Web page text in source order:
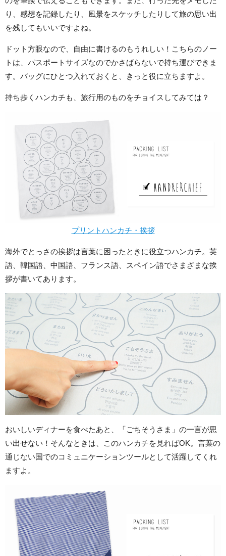
り、感想を記録したり、風景をスケッチしたりして旅の思い出
を残してもいいですよね。
ドット方眼なので、自由に書けるのもうれしい！こちらのノー
トは、パスポートサイズなのでかさばらないで持ち運びできま
す。バッグにひとつ入れておくと、きっと役に立ちますよ。
持ち歩くハンカチも、旅行用のものをチョイスしてみては？
プリントハンカチ・挨拶
海外でとっさの挨拶は言葉に困ったときに役立つハンカチ。英
語、韓国語、中国語、フランス語、スペイン語でさまざまな挨
拶が書いてあります。
おいしいディナーを食べたあと、「ごちそうさま」の一言が思
い出せない！そんなときは、このハンカチを見ればOK。言葉の
通じない国でのコミュニケーションツールとして活躍してくれ
ますよ。